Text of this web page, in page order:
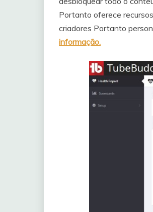
Portanto oferece recursos
criadores Portanto
informação.